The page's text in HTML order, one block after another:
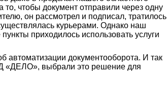
то, чтобы документ отправили через одну
он рассмотрел и подписал, тратилось
курьерами. Однако наш
приходилось использовать услуги
автоматизации документооборота. И так
«ДЕЛО», выбрали это решение для